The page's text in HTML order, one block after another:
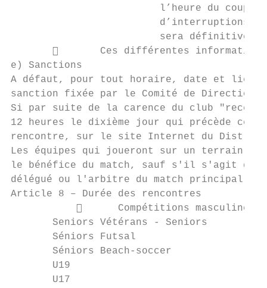
l’heure du coup
d’interruptions
sera
       Ces différentes
e) Sanctions
A défaut, pour tout horaire, date et lieu
sanction fixée par le Comité de Direction.
Si par suite de la carence du club
12 heures le dixième jour qui précède
rencontre, sur le site Internet du
Les équipes qui joueront sur un terrain
le bénéfice du match, sauf s'il s'agit
délégué ou l'arbitre du match principal.
Article 8 – Durée des rencontres
                 Compétitions masculines
Seniors Vétérans - Seniors
Séniors Futsal
Séniors Beach-soccer
U19
U17